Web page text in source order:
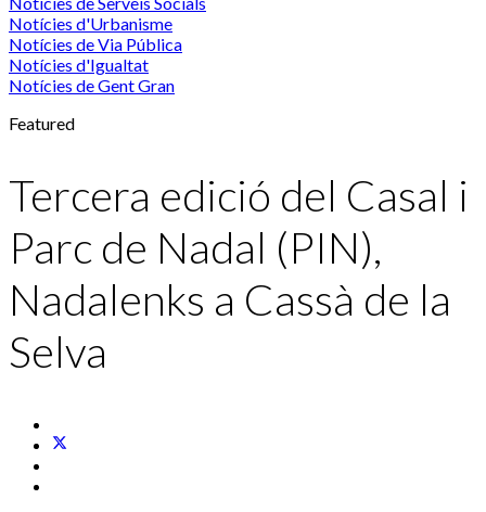
Notícies d'Urbanisme
Notícies de Via Pública
Notícies d'Igualtat
Notícies de Gent Gran
Featured
Tercera edició del Casal i
Parc de Nadal (PIN),
Nadalenks a Cassà de la
Selva